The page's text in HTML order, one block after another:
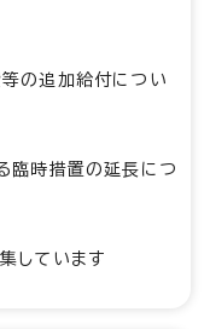
の追加給付につい
臨時措置の延長につ
しています